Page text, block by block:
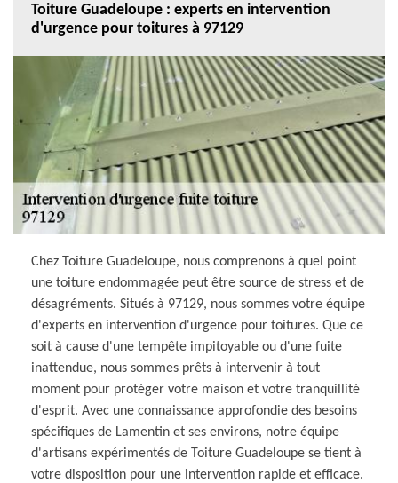
Toiture Guadeloupe : experts en intervention
d'urgence pour toitures à 97129
Chez Toiture Guadeloupe, nous comprenons à quel point
une toiture endommagée peut être source de stress et de
désagréments. Situés à 97129, nous sommes votre équipe
d'experts en intervention d'urgence pour toitures. Que ce
soit à cause d'une tempête impitoyable ou d'une fuite
inattendue, nous sommes prêts à intervenir à tout
moment pour protéger votre maison et votre tranquillité
d'esprit. Avec une connaissance approfondie des besoins
spécifiques de Lamentin et ses environs, notre équipe
d'artisans expérimentés de Toiture Guadeloupe se tient à
votre disposition pour une intervention rapide et efficace.